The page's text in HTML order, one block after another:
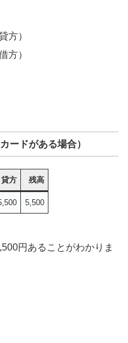
方）
方）
ードがある場合）
貸方 残高
5,500
円あることがわかりま